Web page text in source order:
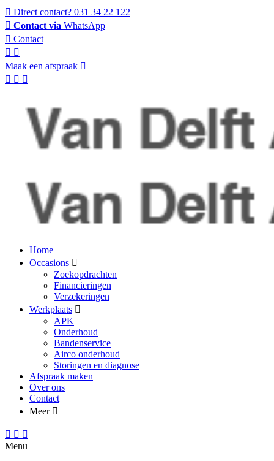
Direct contact? 031 34 22 122
Contact via WhatsApp
Contact
Maak een afspraak
Home
Occasions
Zoekopdrachten
Financieringen
Verzekeringen
Werkplaats
APK
Onderhoud
Bandenservice
Airco onderhoud
Storingen en diagnose
Afspraak maken
Over ons
Contact
Meer
Menu